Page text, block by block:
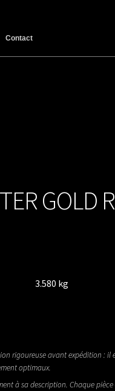
Contact
GOLD
3.580 kg
rigoureuse avant expédition :
optimaux.
à sa description. Chaque